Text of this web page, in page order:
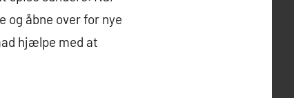
og åbne over for nye
hjælpe med at